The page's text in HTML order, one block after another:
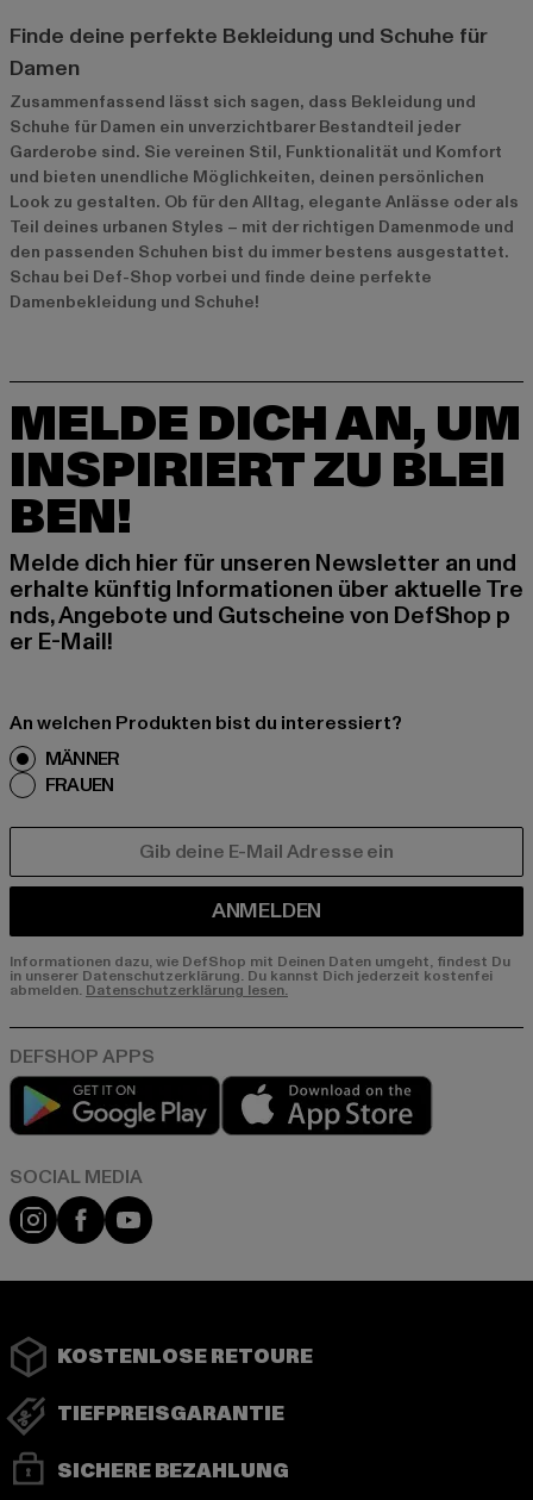
Finde deine perfekte Bekleidung und Schuhe für
Damen
Zusammenfassend lässt sich sagen, dass Bekleidung und
Schuhe für Damen ein unverzichtbarer Bestandteil jeder
Garderobe sind. Sie vereinen Stil, Funktionalität und Komfort
und bieten unendliche Möglichkeiten, deinen persönlichen
Look zu gestalten. Ob für den Alltag, elegante Anlässe oder als
Teil deines urbanen Styles – mit der richtigen Damenmode und
den passenden Schuhen bist du immer bestens ausgestattet.
Schau bei Def-Shop vorbei und finde deine perfekte
Damenbekleidung und Schuhe!
MELDE DICH AN, UM
INSPIRIERT ZU BLEI
BEN!
Melde dich hier für unseren Newsletter an und
erhalte künftig Informationen über aktuelle Tre
nds, Angebote und Gutscheine von DefShop p
er E-Mail!
An welchen Produkten bist du interessiert?
MÄNNER
FRAUEN
ANMELDEN
Informationen dazu, wie DefShop mit Deinen Daten umgeht, findest Du
in unserer Datenschutzerklärung. Du kannst Dich jederzeit kostenfei
abmelden. Datenschutzerklärung lesen.
Play market
Instagram
FacebookYouTube
KOSTENLOSE RETOURE
TIEFPREISGARANTIE
SICHERE BEZAHLUNG